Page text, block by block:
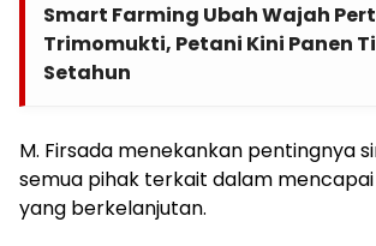
Smart Farming Ubah Wajah
Trimomukti, Petani Kini Panen
Setahun
M. Firsada menekankan pentingnya
semua pihak terkait dalam
yang berkelanjutan.